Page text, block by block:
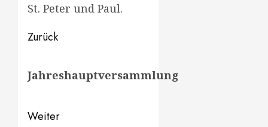
St. Peter und Paul.
Beitragsnavigation
Zurück
Beitrag:
Jahreshauptversammlung
Weiter